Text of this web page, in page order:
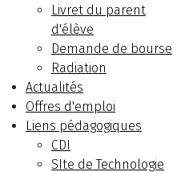
Livret du parent
d'élève
Demande de bourse
Radiation
Actualités
Offres d'emploi
Liens pédagogiques
CDI
SIte de Technologie